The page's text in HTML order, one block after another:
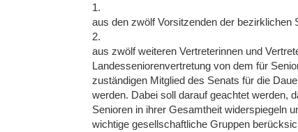
1.
aus den zwölf Vorsitzenden der bezirklichen
2.
aus zwölf weiteren Vertreterinnen und
Landesseniorenvertretung von dem für
zuständigen Mitglied des Senats für die
werden. Dabei soll darauf geachtet werden,
Senioren in ihrer Gesamtheit widerspiegeln
wichtige gesellschaftliche Gruppen